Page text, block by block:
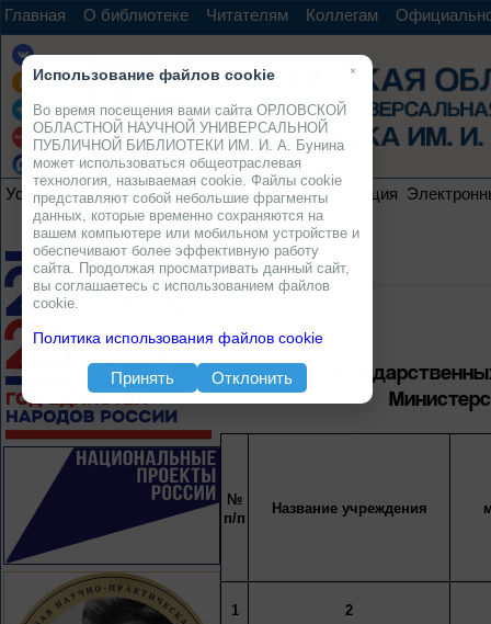
Главная О библиотеке Читателям Коллегам
Услуги Ресурсы Проекты Электронная коллекция
Перечень
№
п/п
Название учреждения
1 2
×
Использование файлов cookie
Во время посещения вами сайта ОРЛОВСКОЙ
ОБЛАСТНОЙ НАУЧНОЙ УНИВЕРСАЛЬНОЙ
ПУБЛИЧНОЙ БИБЛИОТЕКИ ИМ. И. А. Бунина
может использоваться общеотраслевая
технология, называемая cookie. Файлы cookie
представляют собой небольшие фрагменты
данных, которые временно сохраняются на
вашем компьютере или мобильном устройстве и
обеспечивают более эффективную работу
сайта. Продолжая просматривать данный сайт,
вы соглашаетесь с использованием файлов
cookie.
Политика использования файлов cookie
Принять Отклонить